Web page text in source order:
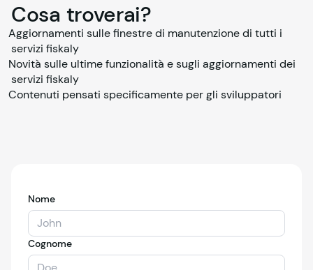
Cosa troverai?
Aggiornamenti sulle finestre di manutenzione di tutti i
servizi fiskaly
Novità sulle ultime funzionalità e sugli aggiornamenti dei
servizi fiskaly
Contenuti pensati specificamente per gli sviluppatori
Nome
Cognome